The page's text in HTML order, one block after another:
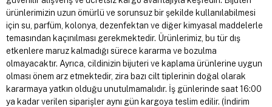
ürünlerimizin uzun ömürlü ve sorunsuz bir şekilde kullanılabilmesi
için su, parfüm, kolonya, dezenfektan ve diğer kimyasal maddelerle
temasından kaçınılması gerekmektedir. Ürünlerimiz, bu tür dış
etkenlere maruz kalmadığı sürece kararma ve bozulma
olmayacaktır. Ayrıca, cildinizin bijuteri ve kaplama ürünlerine uygun
olması önem arz etmektedir, zira bazı cilt tiplerinin doğal olarak
kararmaya yatkın olduğu unutulmamalıdır. İş günlerinde saat 16:00
ya kadar verilen siparişler aynı gün kargoya teslim edilir. (İndirim